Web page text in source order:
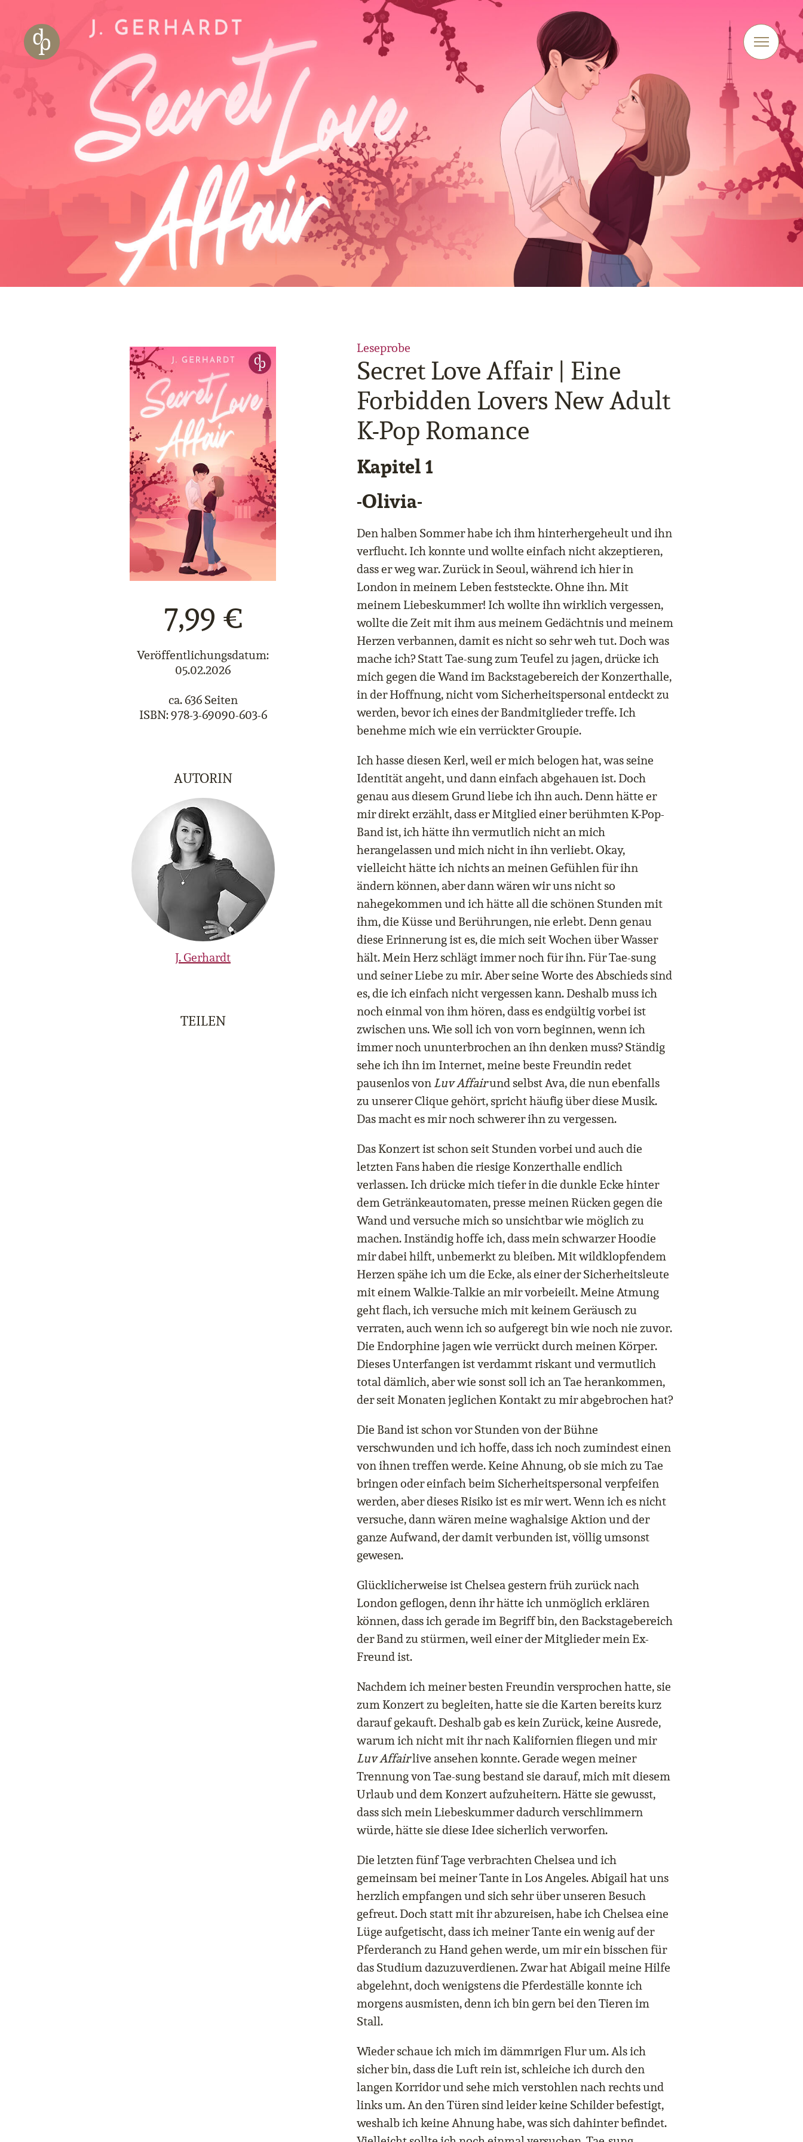
Zur Navigation springen
Zur Website-Suche springen
7,99 €
Veröffentlichungsdatum:
05.02.2026
ca. 636 Seiten
ISBN: 978-3-69090-603-6
AUTORIN
J. Gerhardt
TEILEN
Leseprobe
Secret Love Affair | Eine
Forbidden Lovers New Adult
K-Pop Romance
Kapitel 1
-Olivia-
Den halben Sommer habe ich ihm hinterhergeheult und ihn
verflucht. Ich konnte und wollte einfach nicht akzeptieren,
dass er weg war. Zurück in Seoul, während ich hier in
London in meinem Leben feststeckte. Ohne ihn. Mit
meinem Liebeskummer! Ich wollte ihn wirklich vergessen,
wollte die Zeit mit ihm aus meinem Gedächtnis und meinem
Herzen verbannen, damit es nicht so sehr weh tut. Doch was
mache ich? Statt Tae-sung zum Teufel zu jagen, drücke ich
mich gegen die Wand im Backstagebereich der Konzerthalle,
in der Hoffnung, nicht vom Sicherheitspersonal entdeckt zu
werden, bevor ich eines der Bandmitglieder treffe. Ich
benehme mich wie ein verrückter Groupie.
Ich hasse diesen Kerl, weil er mich belogen hat, was seine
Identität angeht, und dann einfach abgehauen ist. Doch
genau aus diesem Grund liebe ich ihn auch. Denn hätte er
mir direkt erzählt, dass er Mitglied einer berühmten K-Pop-
Band ist, ich hätte ihn vermutlich nicht an mich
herangelassen und mich nicht in ihn verliebt. Okay,
vielleicht hätte ich nichts an meinen Gefühlen für ihn
ändern können, aber dann wären wir uns nicht so
nahegekommen und ich hätte all die schönen Stunden mit
ihm, die Küsse und Berührungen, nie erlebt. Denn genau
diese Erinnerung ist es, die mich seit Wochen über Wasser
hält. Mein Herz schlägt immer noch für ihn. Für Tae-sung
und seiner Liebe zu mir. Aber seine Worte des Abschieds sind
es, die ich einfach nicht vergessen kann. Deshalb muss ich
noch einmal von ihm hören, dass es endgültig vorbei ist
zwischen uns. Wie soll ich von vorn beginnen, wenn ich
immer noch ununterbrochen an ihn denken muss? Ständig
sehe ich ihn im Internet, meine beste Freundin redet
pausenlos vonLuv Affairund selbst Ava, die nun ebenfalls
zu unserer Clique gehört, spricht häufig über diese Musik.
Das macht es mir noch schwerer ihn zu vergessen.
Das Konzert ist schon seit Stunden vorbei und auch die
letzten Fans haben die riesige Konzerthalle endlich
verlassen. Ich drücke mich tiefer in die dunkle Ecke hinter
dem Getränkeautomaten, presse meinen Rücken gegen die
Wand und versuche mich so unsichtbar wie möglich zu
machen. Inständig hoffe ich, dass mein schwarzer Hoodie
mir dabei hilft, unbemerkt zu bleiben. Mit wildklopfendem
Herzen spähe ich um die Ecke, als einer der Sicherheitsleute
mit einem Walkie-Talkie an mir vorbeieilt. Meine Atmung
geht flach, ich versuche mich mit keinem Geräusch zu
verraten, auch wenn ich so aufgeregt bin wie noch nie zuvor.
Die Endorphine jagen wie verrückt durch meinen Körper.
Dieses Unterfangen ist verdammt riskant und vermutlich
total dämlich, aber wie sonst soll ich an Tae herankommen,
der seit Monaten jeglichen Kontakt zu mir abgebrochen hat?
Die Band ist schon vor Stunden von der Bühne
verschwunden und ich hoffe, dass ich noch zumindest einen
von ihnen treffen werde. Keine Ahnung, ob sie mich zu Tae
bringen oder einfach beim Sicherheitspersonal verpfeifen
werden, aber dieses Risiko ist es mir wert. Wenn ich es nicht
versuche, dann wären meine waghalsige Aktion und der
ganze Aufwand, der damit verbunden ist, völlig umsonst
gewesen.
Glücklicherweise ist Chelsea gestern früh zurück nach
London geflogen, denn ihr hätte ich unmöglich erklären
können, dass ich gerade im Begriff bin, den Backstagebereich
der Band zu stürmen, weil einer der Mitglieder mein Ex-
Freund ist.
Nachdem ich meiner besten Freundin versprochen hatte, sie
zum Konzert zu begleiten, hatte sie die Karten bereits kurz
darauf gekauft. Deshalb gab es kein Zurück, keine Ausrede,
warum ich nicht mit ihr nach Kalifornien fliegen und mir
Luv Affairlive ansehen konnte. Gerade wegen meiner
Trennung von Tae-sung bestand sie darauf, mich mit diesem
Urlaub und dem Konzert aufzuheitern. Hätte sie gewusst,
dass sich mein Liebeskummer dadurch verschlimmern
würde, hätte sie diese Idee sicherlich verworfen.
Die letzten fünf Tage verbrachten Chelsea und ich
gemeinsam bei meiner Tante in Los Angeles. Abigail hat uns
herzlich empfangen und sich sehr über unseren Besuch
gefreut. Doch statt mit ihr abzureisen, habe ich Chelsea eine
Lüge aufgetischt, dass ich meiner Tante ein wenig auf der
Pferderanch zu Hand gehen werde, um mir ein bisschen für
das Studium dazuzuverdienen. Zwar hat Abigail meine Hilfe
abgelehnt, doch wenigstens die Pferdeställe konnte ich
morgens ausmisten, denn ich bin gern bei den Tieren im
Stall.
Wieder schaue ich mich im dämmrigen Flur um. Als ich
sicher bin, dass die Luft rein ist, schleiche ich durch den
langen Korridor und sehe mich verstohlen nach rechts und
links um. An den Türen sind leider keine Schilder befestigt,
weshalb ich keine Ahnung habe, was sich dahinter befindet.